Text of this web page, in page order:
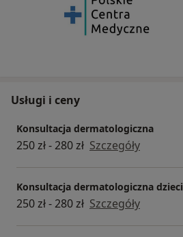
Usługi i ceny
Konsultacja dermatologiczna
250 zł - 280 zł Szczegóły
Konsultacja dermatologiczna dzieci
250 zł - 280 zł Szczegóły